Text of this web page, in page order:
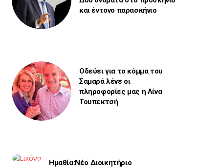
και έντονο παρασκήνιο
Οδεύει για το κόμμα του
Σαμαρά λένε οι
πληροφορίες μας η Λίνα
Τουπεκτσή
Ημαθία:Νέο Διοικητήριο